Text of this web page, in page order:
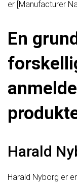
er [Manufacturer
En
Harald
Harald Nyborg er